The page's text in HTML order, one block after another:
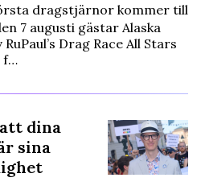
dragstjärnor kommer till
7 augusti gästar Alaska
Drag Race All Stars
f…
dina
sina